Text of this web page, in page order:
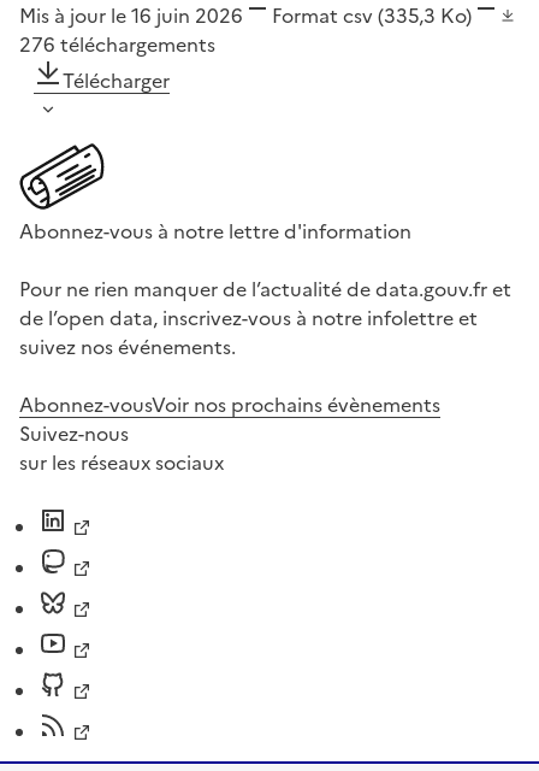
Mis à jour le 16 juin 2026 Format csv(335,3 Ko)
276 téléchargements
Télécharger
Abonnez-vous à notre lettre d'information
Pour ne rien manquer de l’actualité de data.gouv.fr et
de l’open data, inscrivez-vous à notre infolettre et
suivez nos événements.
Abonnez-vousVoir nos prochains évènements
Suivez-nous
sur les réseaux sociaux